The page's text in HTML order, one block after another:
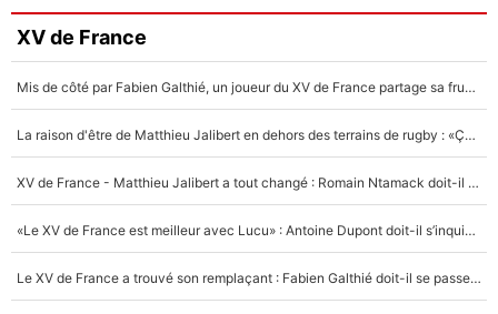
XV de France
Mis de côté par Fabien Galthié, un joueur du XV de France partage sa frustration : «ils ne me l’ont pas dit tout de suite»
La raison d'être de Matthieu Jalibert en dehors des terrains de rugby : «Ça m'atteint autant que si tu touches à un membre de ma famille»
XV de France - Matthieu Jalibert a tout changé : Romain Ntamack doit-il s’inquiéter pour sa place à un an de la Coupe du monde ?
«Le XV de France est meilleur avec Lucu» : Antoine Dupont doit-il s’inquiéter pour sa place ?
Le XV de France a trouvé son remplaçant : Fabien Galthié doit-il se passer d'Antoine Dupont ?